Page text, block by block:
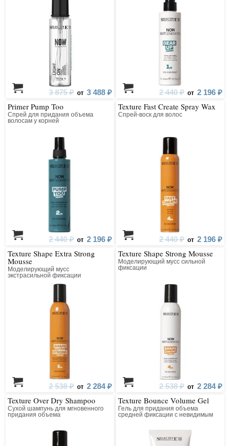
3 875 ₽ от 3 488 ₽ 2 440 ₽ от 2 196 ₽
Primer Pump Too
Спрей для придания объема
волосам у корней
2 440 ₽ от 2 196 ₽
Texture Fast Create Spray Wax
Спрей-воск для волос
2 440 ₽ от 2 196 ₽
Texture Shape Extra Strong
Mousse
Моделирующий мусс
экстрасильной фиксации
2 538 ₽ от 2 284 ₽
Texture Shape Strong Mousse
Моделирующий мусс сильной
фиксации
2 538 ₽ от 2 284 ₽
Texture Over Dry Shampoo
Сухой шампунь для мгновенного
придания объема
Texture Bounce Volume Gel
Гель для придания объема
средней фиксации с невидимым